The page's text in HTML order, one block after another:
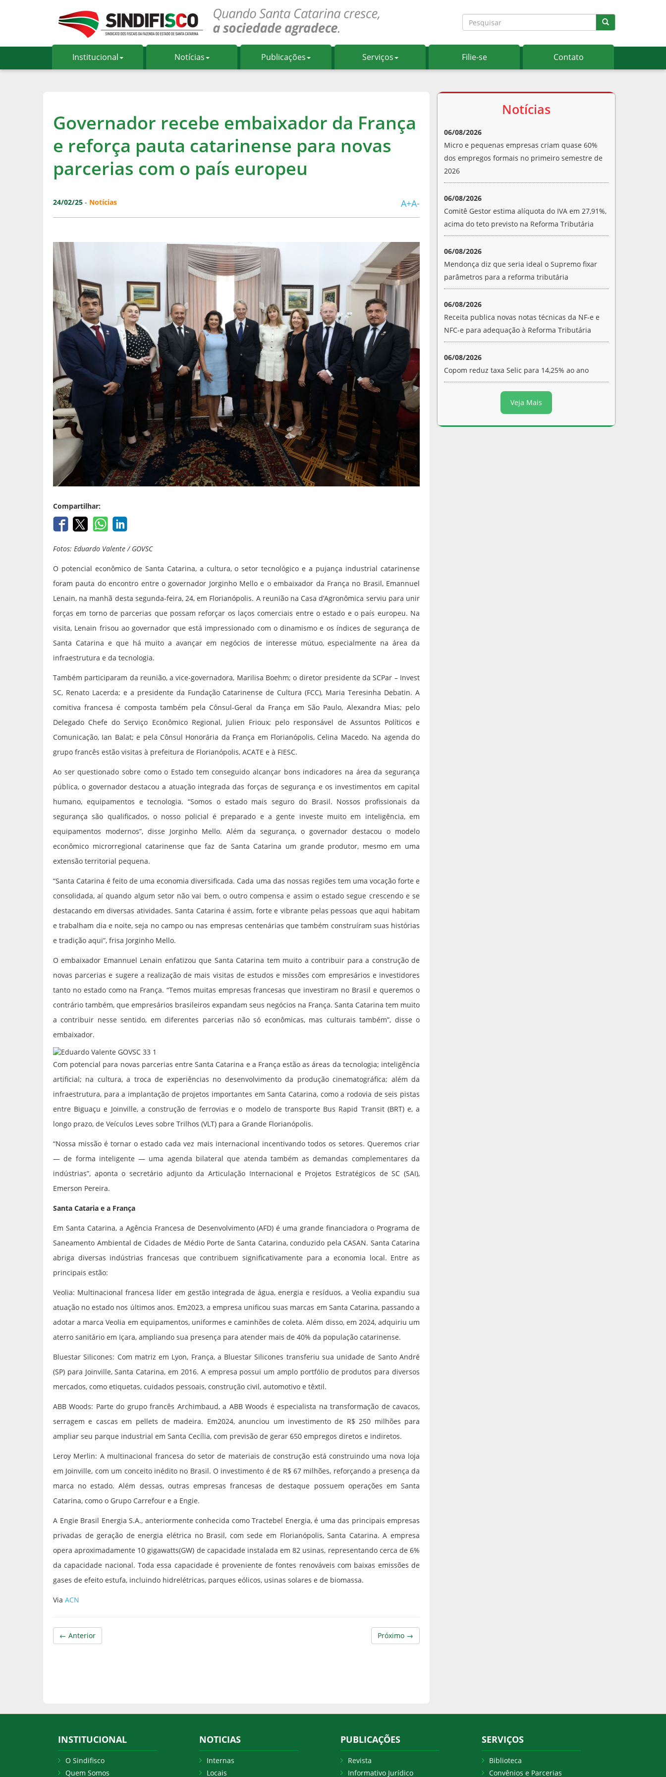
Institucional Notícias Publicações Serviços Filie-se Contato
Governador recebe embaixador da França
e reforça pauta catarinense para novas
parcerias com o país europeu
24/02/25 - Notícias A+A-
Compartilhar:
Fotos: Eduardo Valente / GOVSC
O potencial econômico de Santa Catarina, a cultura, o setor tecnológico e a pujança industrial catarinense
foram pauta do encontro entre o governador Jorginho Mello e o embaixador da França no Brasil, Emannuel
Lenain, na manhã desta segunda-feira, 24, em Florianópolis. A reunião na Casa d’Agronômica serviu para unir
forças em torno de parcerias que possam reforçar os laços comerciais entre o estado e o país europeu. Na
visita, Lenain frisou ao governador que está impressionado com o dinamismo e os índices de segurança de
Santa Catarina e que há muito a avançar em negócios de interesse mútuo, especialmente na área da
infraestrutura e da tecnologia.
Também participaram da reunião, a vice-governadora, Marilisa Boehm; o diretor presidente da SCPar – Invest
SC, Renato Lacerda; e a presidente da Fundação Catarinense de Cultura (FCC), Maria Teresinha Debatin. A
comitiva francesa é composta também pela Cônsul-Geral da França em São Paulo, Alexandra Mias; pelo
Delegado Chefe do Serviço Econômico Regional, Julien Frioux; pelo responsável de Assuntos Políticos e
Comunicação, Ian Balat; e pela Cônsul Honorária da França em Florianópolis, Celina Macedo. Na agenda do
grupo francês estão visitas à prefeitura de Florianópolis, ACATE e à FIESC.
Ao ser questionado sobre como o Estado tem conseguido alcançar bons indicadores na área da segurança
pública, o governador destacou a atuação integrada das forças de segurança e os investimentos em capital
humano, equipamentos e tecnologia. “Somos o estado mais seguro do Brasil. Nossos profissionais da
segurança são qualificados, o nosso policial é preparado e a gente investe muito em inteligência, em
equipamentos modernos”, disse Jorginho Mello. Além da segurança, o governador destacou o modelo
econômico microrregional catarinense que faz de Santa Catarina um grande produtor, mesmo em uma
extensão territorial pequena.
“Santa Catarina é feito de uma economia diversificada. Cada uma das nossas regiões tem uma vocação forte e
consolidada, aí quando algum setor não vai bem, o outro compensa e assim o estado segue crescendo e se
destacando em diversas atividades. Santa Catarina é assim, forte e vibrante pelas pessoas que aqui habitam
e trabalham dia e noite, seja no campo ou nas empresas centenárias que também construíram suas histórias
e tradição aqui”, frisa Jorginho Mello.
O embaixador Emannuel Lenain enfatizou que Santa Catarina tem muito a contribuir para a construção de
novas parcerias e sugere a realização de mais visitas de estudos e missões com empresários e investidores
tanto no estado como na França. “Temos muitas empresas francesas que investiram no Brasil e queremos o
contrário também, que empresários brasileiros expandam seus negócios na França. Santa Catarina tem muito
a contribuir nesse sentido, em diferentes parcerias não só econômicas, mas culturais também”, disse o
embaixador.
Com potencial para novas parcerias entre Santa Catarina e a França estão as áreas da tecnologia; inteligência
artificial; na cultura, a troca de experiências no desenvolvimento da produção cinematográfica; além da
infraestrutura, para a implantação de projetos importantes em Santa Catarina, como a rodovia de seis pistas
entre Biguaçu e Joinville, a construção de ferrovias e o modelo de transporte Bus Rapid Transit (BRT) e, a
longo prazo, de Veículos Leves sobre Trilhos (VLT) para a Grande Florianópolis.
“Nossa missão é tornar o estado cada vez mais internacional incentivando todos os setores. Queremos criar
— de forma inteligente — uma agenda bilateral que atenda também as demandas complementares da
indústrias”, aponta o secretário adjunto da Articulação Internacional e Projetos Estratégicos de SC (SAI),
Emerson Pereira.
Santa Cataria e a França
Em Santa Catarina, a Agência Francesa de Desenvolvimento (AFD) é uma grande financiadora o Programa de
Saneamento Ambiental de Cidades de Médio Porte de Santa Catarina, conduzido pela CASAN. Santa Catarina
abriga diversas indústrias francesas que contribuem significativamente para a economia local. Entre as
principais estão:
Veolia: Multinacional francesa líder em gestão integrada de água, energia e resíduos, a Veolia expandiu sua
atuação no estado nos últimos anos. Em2023, a empresa unificou suas marcas em Santa Catarina, passando a
adotar a marca Veolia em equipamentos, uniformes e caminhões de coleta. Além disso, em 2024, adquiriu um
aterro sanitário em Içara, ampliando sua presença para atender mais de 40% da população catarinense.
Bluestar Silicones: Com matriz em Lyon, França, a Bluestar Silicones transferiu sua unidade de Santo André
(SP) para Joinville, Santa Catarina, em 2016. A empresa possui um amplo portfólio de produtos para diversos
mercados, como etiquetas, cuidados pessoais, construção civil, automotivo e têxtil.
ABB Woods: Parte do grupo francês Archimbaud, a ABB Woods é especialista na transformação de cavacos,
serragem e cascas em pellets de madeira. Em2024, anunciou um investimento de R$ 250 milhões para
ampliar seu parque industrial em Santa Cecília, com previsão de gerar 650 empregos diretos e indiretos.
Leroy Merlin: A multinacional francesa do setor de materiais de construção está construindo uma nova loja
em Joinville, com um conceito inédito no Brasil. O investimento é de R$ 67 milhões, reforçando a presença da
marca no estado. Além dessas, outras empresas francesas de destaque possuem operações em Santa
Catarina, como o Grupo Carrefour e a Engie.
A Engie Brasil Energia S.A., anteriormente conhecida como Tractebel Energia, é uma das principais empresas
privadas de geração de energia elétrica no Brasil, com sede em Florianópolis, Santa Catarina. A empresa
opera aproximadamente 10 gigawatts(GW) de capacidade instalada em 82 usinas, representando cerca de 6%
da capacidade nacional. Toda essa capacidade é proveniente de fontes renováveis com baixas emissões de
gases de efeito estufa, incluindo hidrelétricas, parques eólicos, usinas solares e de biomassa.
Via ACN
Próximo →
← Anterior
Notícias
06/08/2026
Micro e pequenas empresas criam quase 60%
dos empregos formais no primeiro semestre de
2026
06/08/2026
Comitê Gestor estima alíquota do IVA em 27,91%,
acima do teto previsto na Reforma Tributária
06/08/2026
Mendonça diz que seria ideal o Supremo fixar
parâmetros para a reforma tributária
06/08/2026
Receita publica novas notas técnicas da NF-e e
NFC-e para adequação à Reforma Tributária
06/08/2026
Copom reduz taxa Selic para 14,25% ao ano
Veja Mais
INSTITUCIONAL
O Sindifisco
Quem Somos
NOTICIAS
Internas
Locais
PUBLICAÇÕES
Revista
Informativo Jurídico
SERVIÇOS
Biblioteca
Convênios e Parcerias